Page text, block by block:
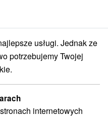
rozwidlenie Tatr Bielskich
Tatr Bielskich
Przejdź do
usługi. Jednak ze
potrzebujemy Twojej
internetowych